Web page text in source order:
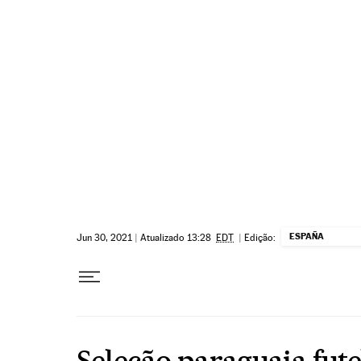
Jun 30, 2021 | Atualizado 13:28 EDT | Edição: ESPAÑA